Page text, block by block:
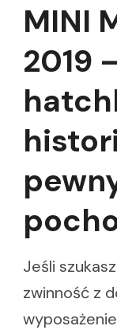
MINI
2019
Jeśli
zwinność z